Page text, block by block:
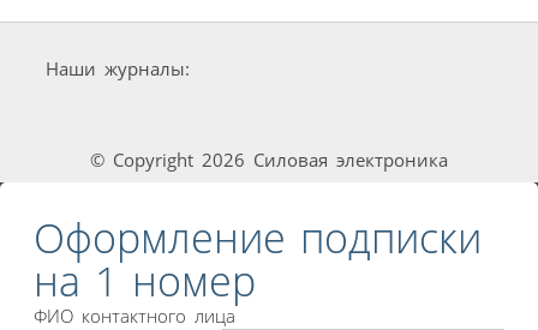
Наши журналы:
© Copyright 2026 Силовая электроника
Оформление подписки
на 1 номер
ФИО контактного лица